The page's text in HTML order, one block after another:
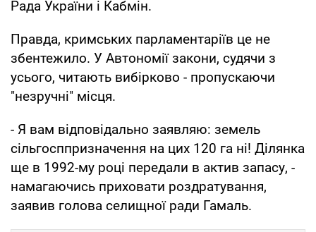
Рада України і Кабмін.
Правда, кримських парламентаріїв це не
збентежило. У Автономії закони, судячи з
усього, читають вибірково - пропускаючи
"незручні" місця.
- Я вам відповідально заявляю: земель
сільгосппризначення на цих 120 га ні! Ділянка
ще в 1992-му році передали в актив запасу, -
намагаючись приховати роздратування,
заявив голова селищної ради Гамаль.